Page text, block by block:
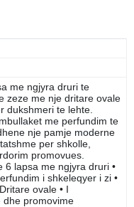
me ngjyra druri te
zeze me nje dritare ovale
dukshmeri te lehte.
me perfundim te
nje pamje moderne
per shkolle,
promovues.
6 lapsa me ngjyra druri •
i shkeleqyer i zi •
ovale • I
dhe promovime